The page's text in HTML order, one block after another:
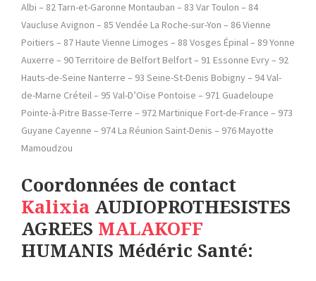
Albi – 82 Tarn-et-Garonne Montauban – 83 Var Toulon – 84
Vaucluse Avignon – 85 Vendée La Roche-sur-Yon – 86 Vienne
Poitiers – 87 Haute Vienne Limoges – 88 Vosges Épinal – 89 Yonne
Auxerre – 90 Territoire de Belfort Belfort – 91 Essonne Evry – 92
Hauts-de-Seine Nanterre – 93 Seine-St-Denis Bobigny – 94 Val-
de-Marne Créteil – 95 Val-D’Oise Pontoise – 971 Guadeloupe
Pointe-à-Pitre Basse-Terre – 972 Martinique Fort-de-France – 973
Guyane Cayenne – 974 La Réunion Saint-Denis – 976 Mayotte
Mamoudzou
Coordonnées de contact
Kalixia AUDIOPROTHESISTES
AGREES MALAKOFF
HUMANIS Médéric Santé: